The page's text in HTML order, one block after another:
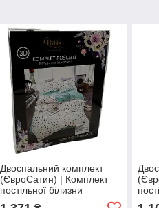
Двоспальний комплект
(ЄвроСатин) | Комплект
постільної білизни